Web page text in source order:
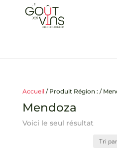
Accueil/ Produit Région : /
Mendoza
Voici le seul résultat